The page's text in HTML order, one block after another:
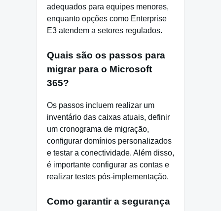
adequados para equipes menores,
enquanto opções como Enterprise
E3 atendem a setores regulados.
Quais são os passos para
migrar para o Microsoft
365?
Os passos incluem realizar um
inventário das caixas atuais, definir
um cronograma de migração,
configurar domínios personalizados
e testar a conectividade. Além disso,
é importante configurar as contas e
realizar testes pós-implementação.
Como garantir a segurança